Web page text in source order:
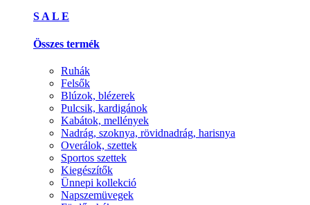
S A L E
Összes termék
Ruhák
Felsők
Blúzok, blézerek
Pulcsik, kardigánok
Kabátok, mellények
Nadrág, szoknya, rövidnadrág, harisnya
Overálok, szettek
Sportos szettek
Kiegészítők
Ünnepi kollekció
Napszemüvegek